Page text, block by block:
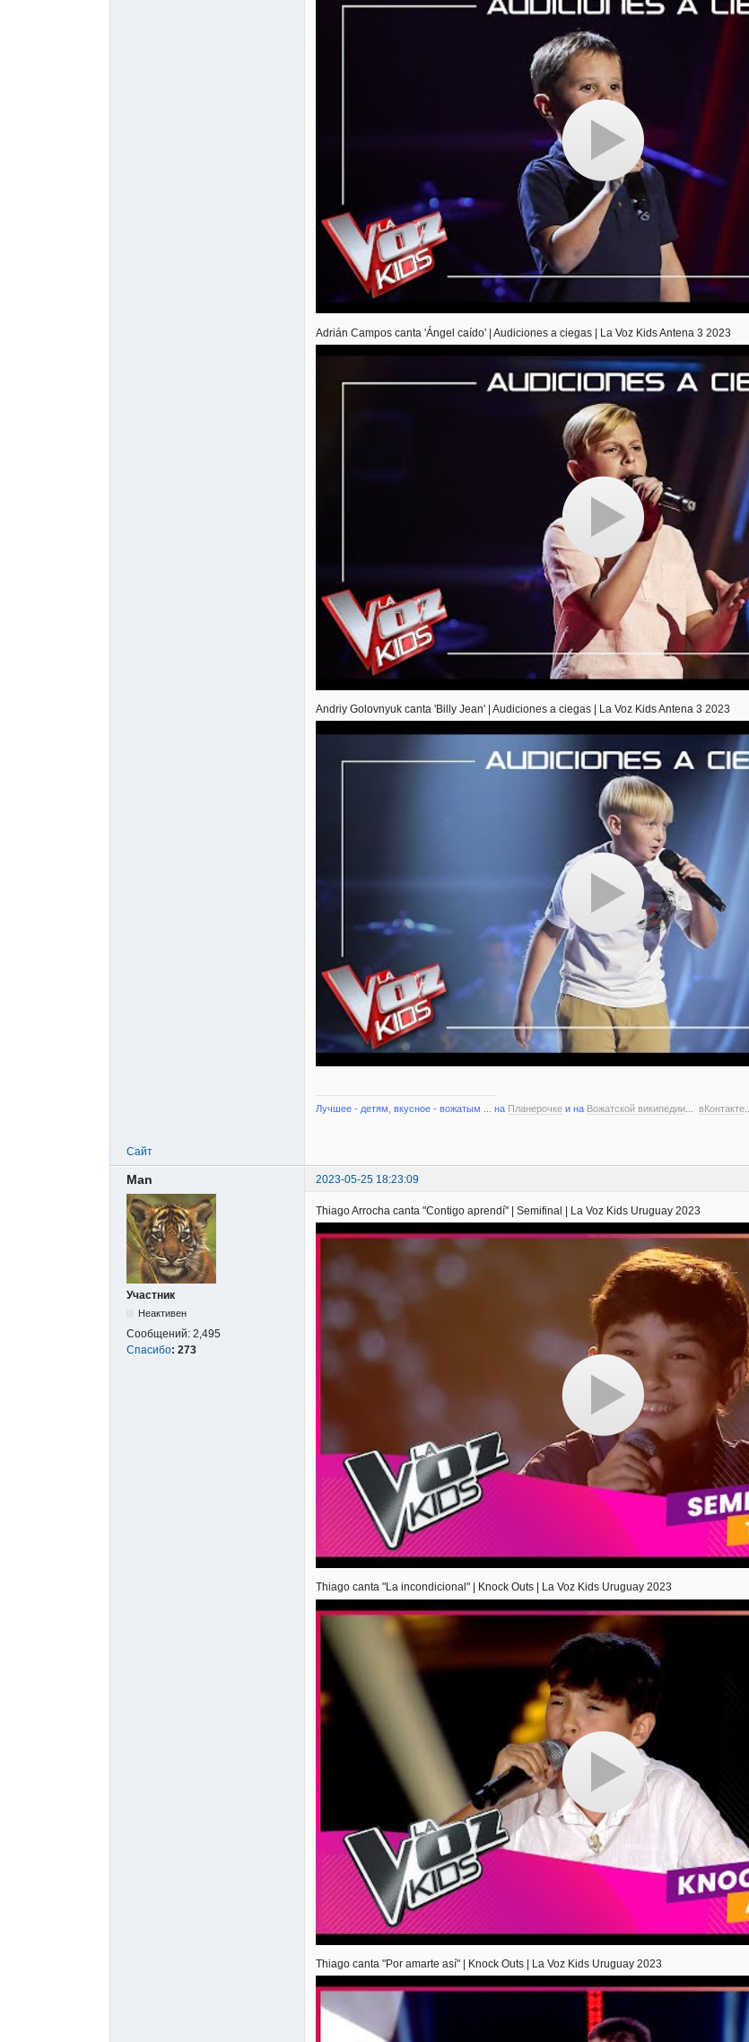
Adrián Campos canta 'Ángel caído' | Audiciones a ciegas | La Voz Kids Antena 3 2023
Andriy Golovnyuk canta 'Billy Jean' | Audiciones a ciegas | La Voz Kids Antena 3 2023
Лучшее - детям, вкусное - вожатым ... на Планерочке и на Вожатской википедии вКонтакте
Сайт
Man 2023-05-25 18:23:09
Участник
Неактивен
Сообщений: 2,495
Спасибо: 273
Thiago Arrocha canta "Contigo aprendí" | Semifinal | La Voz Kids Uruguay 2023
Thiago canta "La incondicional" | Knock Outs | La Voz Kids Uruguay 2023
Thiago canta "Por amarte así" | Knock Outs | La Voz Kids Uruguay 2023